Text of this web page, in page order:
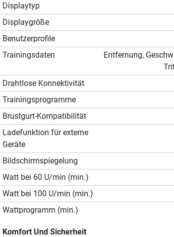
Displaytyp
Displaygröße
Benutzerprofile
Trainingsdaten
Entfernung,
Drahtlose Konnektivität
Trainingsprogramme
Brustgurt-Kompatibilität
Ladefunktion für externe
Geräte
Bildschirmspiegelung
Watt bei 60 U/min (min.)
Watt bei 100 U/min (min.)
Wattprogramm (min.)
Komfort Und Sicherheit